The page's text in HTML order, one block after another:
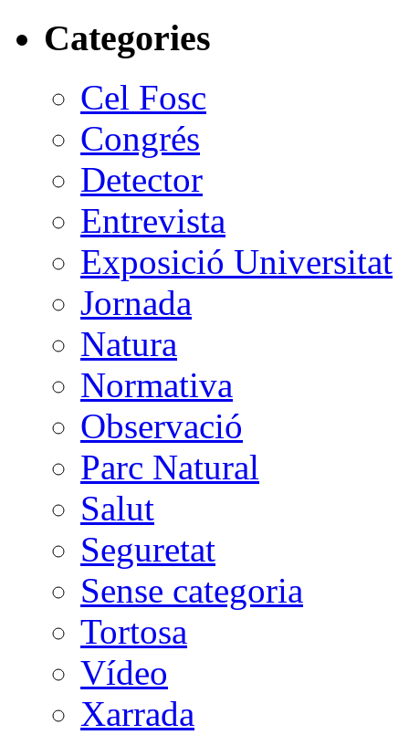
Categories
Cel Fosc
Congrés
Detector
Entrevista
Exposició Universitat
Jornada
Natura
Normativa
Observació
Parc Natural
Salut
Seguretat
Sense categoria
Tortosa
Vídeo
Xarrada